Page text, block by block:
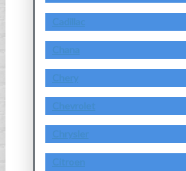
Cadillac
Chana
Chery
Chevrolet
Chrysler
Citroen